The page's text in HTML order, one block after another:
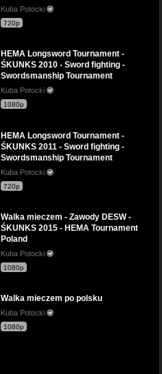
Kuba Potocki
720p
HEMA Longsword Tournament -
ŚKUNKS 2010 - Sword fighting -
Swordsmanship Tournament
Kuba Potocki
1080p
HEMA Longsword Tournament -
ŚKUNKS 2011 - Sword fighting -
Swordsmanship Tournament
Kuba Potocki
720p
Walka mieczem - Zawody DESW -
ŚKUNKS 2015 - HEMA Tournament
Poland
Kuba Potocki
1080p
Walka mieczem po polsku
Kuba Potocki
1080p